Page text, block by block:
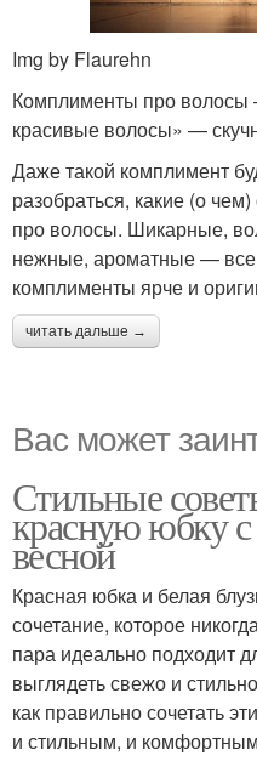
Img by Flaurehn
Комплименты про волосы
красивые волосы» —
Даже такой комплимент
разобраться, какие (о
про волосы. Шикарные,
нежные, ароматные — все
комплименты ярче и
читать дальше →
Вас может
Стильные
красную юбку с
весной
Красная юбка и белая
сочетание, которое
пара идеально подходит
выглядеть свежо и
как правильно сочетать
и стильным, и